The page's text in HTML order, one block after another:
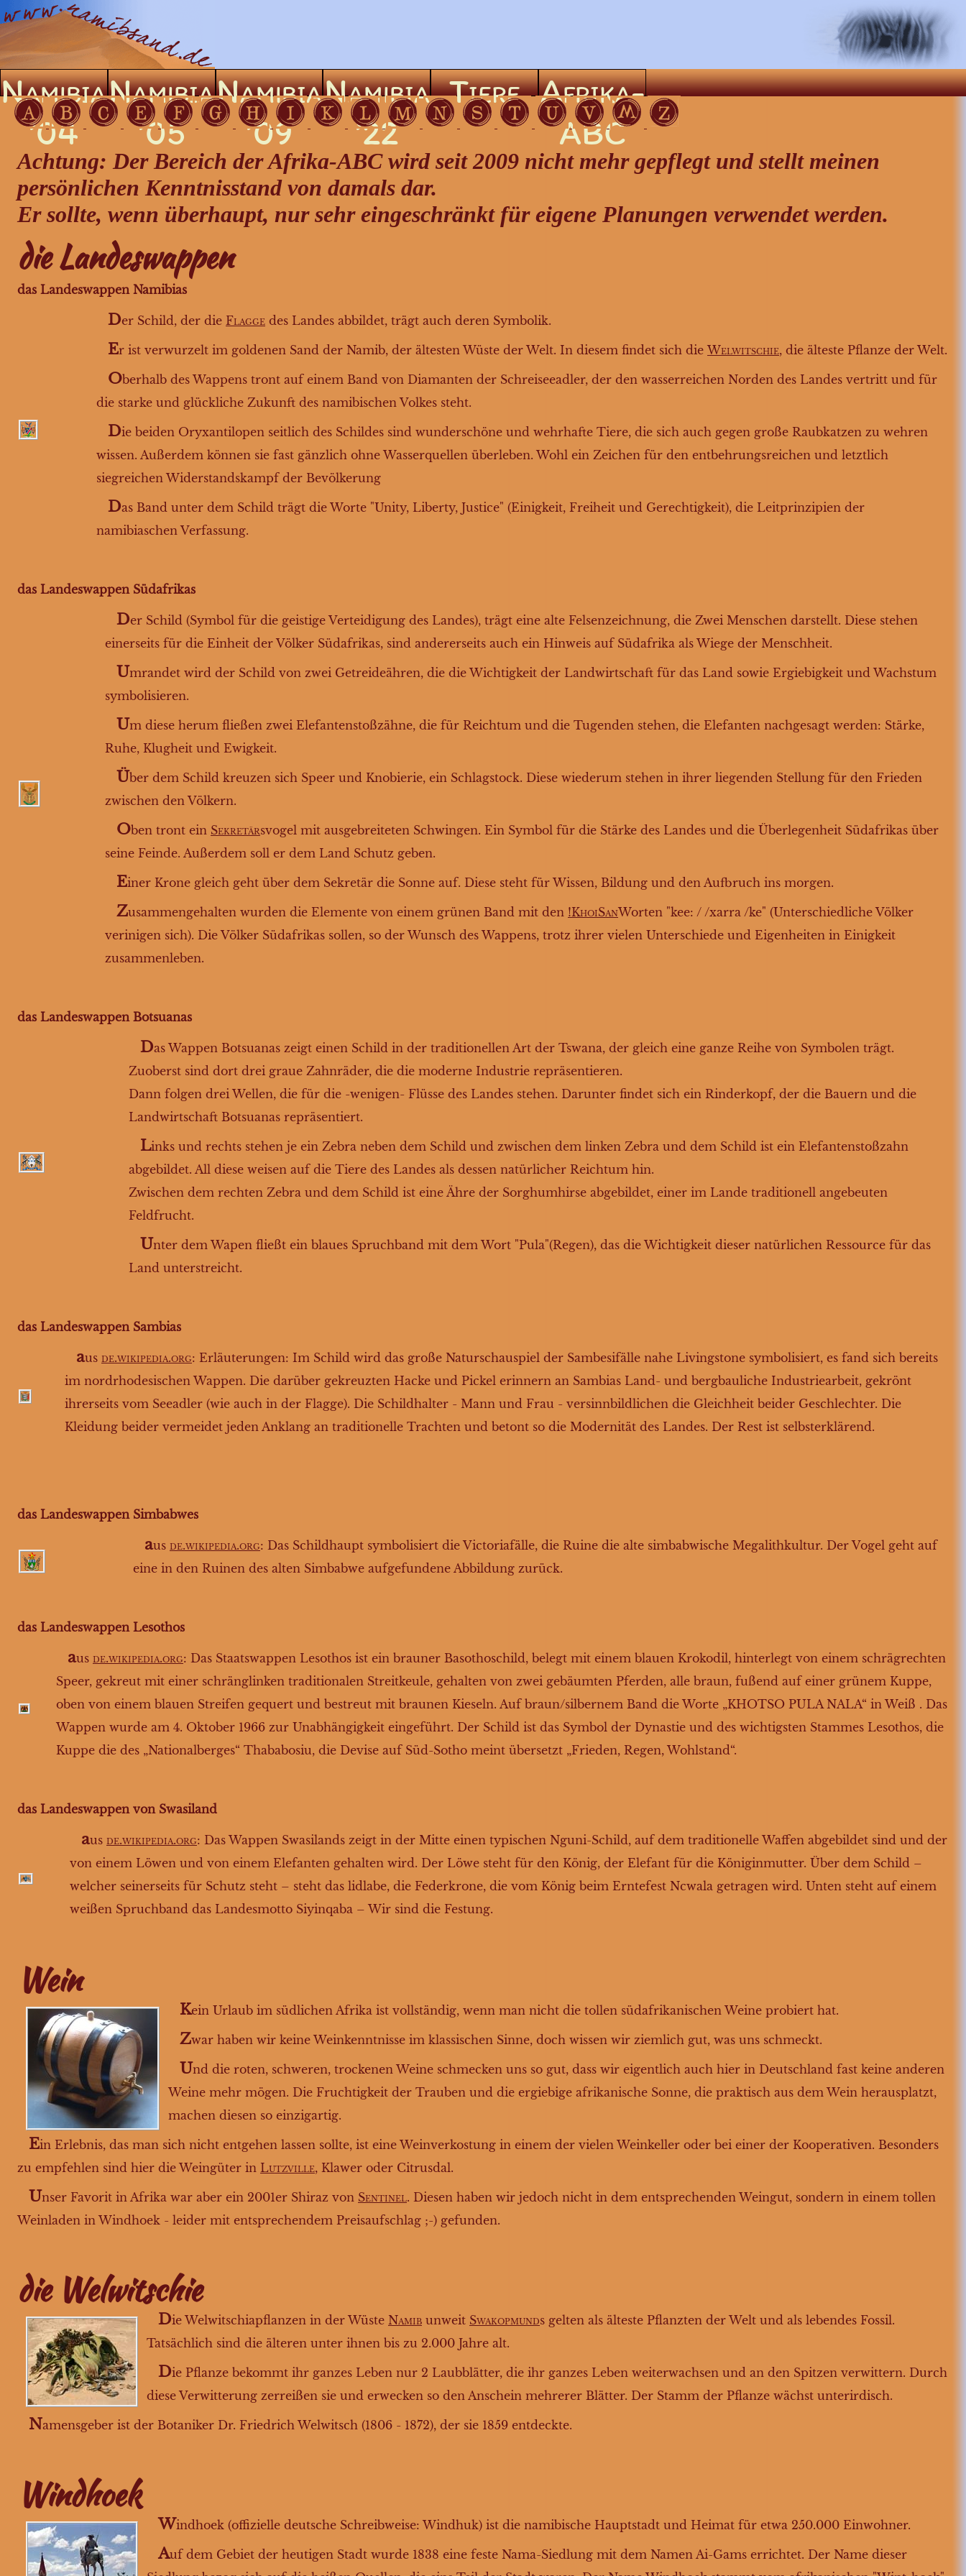
Namibia
’04
Namibia
’05
Namibia
’09
Namibia
’22
Tiere Afrika-
ABC
Achtung: Der Bereich der Afrika-ABC wird seit 2009 nicht mehr gepflegt und stellt meinen
persönlichen Kenntnisstand von damals dar.
Er sollte, wenn überhaupt, nur sehr eingeschränkt für eigene Planungen verwendet werden.
die Landeswappen
das Landeswappen Namibias
Der Schild, der die Flagge des Landes abbildet, trägt auch deren Symbolik.
Er ist verwurzelt im goldenen Sand der Namib, der ältesten Wüste der Welt. In diesem findet sich die Welwitschie, die älteste Pflanze der Welt.
Oberhalb des Wappens tront auf einem Band von Diamanten der Schreiseeadler, der den wasserreichen Norden des Landes vertritt und für
die starke und glückliche Zukunft des namibischen Volkes steht.
Die beiden Oryxantilopen seitlich des Schildes sind wunderschöne und wehrhafte Tiere, die sich auch gegen große Raubkatzen zu wehren
wissen. Außerdem können sie fast gänzlich ohne Wasserquellen überleben. Wohl ein Zeichen für den entbehrungsreichen und letztlich
siegreichen Widerstandskampf der Bevölkerung
Das Band unter dem Schild trägt die Worte "Unity, Liberty, Justice" (Einigkeit, Freiheit und Gerechtigkeit), die Leitprinzipien der
namibiaschen Verfassung.
das Landeswappen Südafrikas
Der Schild (Symbol für die geistige Verteidigung des Landes), trägt eine alte Felsenzeichnung, die Zwei Menschen darstellt. Diese stehen
einerseits für die Einheit der Völker Südafrikas, sind andererseits auch ein Hinweis auf Südafrika als Wiege der Menschheit.
Umrandet wird der Schild von zwei Getreideähren, die die Wichtigkeit der Landwirtschaft für das Land sowie Ergiebigkeit und Wachstum
symbolisieren.
Um diese herum fließen zwei Elefantenstoßzähne, die für Reichtum und die Tugenden stehen, die Elefanten nachgesagt werden: Stärke,
Ruhe, Klugheit und Ewigkeit.
Über dem Schild kreuzen sich Speer und Knobierie, ein Schlagstock. Diese wiederum stehen in ihrer liegenden Stellung für den Frieden
zwischen den Völkern.
Oben tront ein Sekretärsvogel mit ausgebreiteten Schwingen. Ein Symbol für die Stärke des Landes und die Überlegenheit Südafrikas über
seine Feinde. Außerdem soll er dem Land Schutz geben.
Einer Krone gleich geht über dem Sekretär die Sonne auf. Diese steht für Wissen, Bildung und den Aufbruch ins morgen.
Zusammengehalten wurden die Elemente von einem grünen Band mit den !KhoiSanWorten "kee: / /xarra /ke" (Unterschiedliche Völker
verinigen sich). Die Völker Südafrikas sollen, so der Wunsch des Wappens, trotz ihrer vielen Unterschiede und Eigenheiten in Einigkeit
zusammenleben.
das Landeswappen Botsuanas
Das Wappen Botsuanas zeigt einen Schild in der traditionellen Art der Tswana, der gleich eine ganze Reihe von Symbolen trägt.
Zuoberst sind dort drei graue Zahnräder, die die moderne Industrie repräsentieren.
Dann folgen drei Wellen, die für die -wenigen- Flüsse des Landes stehen. Darunter findet sich ein Rinderkopf, der die Bauern und die
Landwirtschaft Botsuanas repräsentiert.
Links und rechts stehen je ein Zebra neben dem Schild und zwischen dem linken Zebra und dem Schild ist ein Elefantenstoßzahn
abgebildet. All diese weisen auf die Tiere des Landes als dessen natürlicher Reichtum hin.
Zwischen dem rechten Zebra und dem Schild ist eine Ähre der Sorghumhirse abgebildet, einer im Lande traditionell angebeuten
Feldfrucht.
Unter dem Wapen fließt ein blaues Spruchband mit dem Wort "Pula"(Regen), das die Wichtigkeit dieser natürlichen Ressource für das
Land unterstreicht.
das Landeswappen Sambias
aus de.wikipedia.org: Erläuterungen: Im Schild wird das große Naturschauspiel der Sambesifälle nahe Livingstone symbolisiert, es fand sich bereits
im nordrhodesischen Wappen. Die darüber gekreuzten Hacke und Pickel erinnern an Sambias Land- und bergbauliche Industriearbeit, gekrönt
ihrerseits vom Seeadler (wie auch in der Flagge). Die Schildhalter - Mann und Frau - versinnbildlichen die Gleichheit beider Geschlechter. Die
Kleidung beider vermeidet jeden Anklang an traditionelle Trachten und betont so die Modernität des Landes. Der Rest ist selbsterklärend.
das Landeswappen Simbabwes
aus de.wikipedia.org: Das Schildhaupt symbolisiert die Victoriafälle, die Ruine die alte simbabwische Megalithkultur. Der Vogel geht auf
eine in den Ruinen des alten Simbabwe aufgefundene Abbildung zurück.
das Landeswappen Lesothos
aus de.wikipedia.org: Das Staatswappen Lesothos ist ein brauner Basothoschild, belegt mit einem blauen Krokodil, hinterlegt von einem schrägrechten
Speer, gekreut mit einer schränglinken traditionalen Streitkeule, gehalten von zwei gebäumten Pferden, alle braun, fußend auf einer grünem Kuppe,
oben von einem blauen Streifen gequert und bestreut mit braunen Kieseln. Auf braun/silbernem Band die Worte „KHOTSO PULA NALA“ in Weiß . Das
Wappen wurde am 4. Oktober 1966 zur Unabhängigkeit eingeführt. Der Schild ist das Symbol der Dynastie und des wichtigsten Stammes Lesothos, die
Kuppe die des „Nationalberges“ Thababosiu, die Devise auf Süd-Sotho meint übersetzt „Frieden, Regen, Wohlstand“.
das Landeswappen von Swasiland
aus de.wikipedia.org: Das Wappen Swasilands zeigt in der Mitte einen typischen Nguni-Schild, auf dem traditionelle Waffen abgebildet sind und der
von einem Löwen und von einem Elefanten gehalten wird. Der Löwe steht für den König, der Elefant für die Königinmutter. Über dem Schild –
welcher seinerseits für Schutz steht – steht das lidlabe, die Federkrone, die vom König beim Erntefest Ncwala getragen wird. Unten steht auf einem
weißen Spruchband das Landesmotto Siyinqaba – Wir sind die Festung.
Wein
Kein Urlaub im südlichen Afrika ist vollständig, wenn man nicht die tollen südafrikanischen Weine probiert hat.
Zwar haben wir keine Weinkenntnisse im klassischen Sinne, doch wissen wir ziemlich gut, was uns schmeckt.
Und die roten, schweren, trockenen Weine schmecken uns so gut, dass wir eigentlich auch hier in Deutschland fast keine anderen
Weine mehr mögen. Die Fruchtigkeit der Trauben und die ergiebige afrikanische Sonne, die praktisch aus dem Wein herausplatzt,
machen diesen so einzigartig.
Ein Erlebnis, das man sich nicht entgehen lassen sollte, ist eine Weinverkostung in einem der vielen Weinkeller oder bei einer der Kooperativen. Besonders
zu empfehlen sind hier die Weingüter in Lutzville, Klawer oder Citrusdal.
Unser Favorit in Afrika war aber ein 2001er Shiraz von Sentinel. Diesen haben wir jedoch nicht in dem entsprechenden Weingut, sondern in einem tollen
Weinladen in Windhoek - leider mit entsprechendem Preisaufschlag ;-) gefunden.
die Welwitschie
Die Welwitschiapflanzen in der Wüste Namib unweit Swakopmunds gelten als älteste Pflanzten der Welt und als lebendes Fossil.
Tatsächlich sind die älteren unter ihnen bis zu 2.000 Jahre alt.
Die Pflanze bekommt ihr ganzes Leben nur 2 Laubblätter, die ihr ganzes Leben weiterwachsen und an den Spitzen verwittern. Durch
diese Verwitterung zerreißen sie und erwecken so den Anschein mehrerer Blätter. Der Stamm der Pflanze wächst unterirdisch.
Namensgeber ist der Botaniker Dr. Friedrich Welwitsch (1806 - 1872), der sie 1859 entdeckte.
Windhoek
Windhoek (offizielle deutsche Schreibweise: Windhuk) ist die namibische Hauptstadt und Heimat für etwa 250.000 Einwohner.
Auf dem Gebiet der heutigen Stadt wurde 1838 eine feste Nama-Siedlung mit dem Namen Ai-Gams errichtet. Der Name dieser